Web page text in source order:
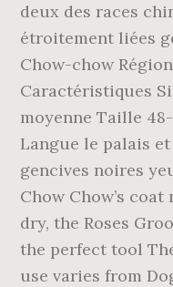
deux des races
étroitement liées
Chow-chow
Caractéristiques
moyenne Taille
Langue le palais
gencives noires
Chow Chow’s
dry, the Roses
the perfect tool
use varies from